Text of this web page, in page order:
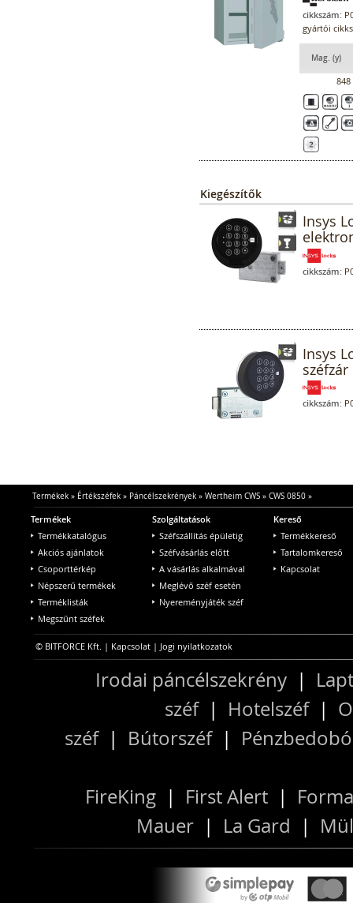
cikkszám:
gyártói
Mag. (y)
848
Kiegészítők
Insys
cikkszám:
Insys
cikkszám:
Termékek» Értékszéfek» Páncélszekrények» Wertheim CWS» CWS 0850»
Termékek
Termékkatalógus
Akciós ajánlatok
Csoporttérkép
Népszerű termékek
Terméklisták
Megszűnt széfek
Szolgáltatások
Széfszállítás épületig
Széfvásárlás előtt
A vásárlás alkalmával
Meglévő széf esetén
Nyereményjáték széf
Kereső
Termékkereső
Tartalomkereső
Kapcsolat
© BITFORCE Kft. | Kapcsolat | Jogi nyilatkozatok
Irodai páncélszekrény |
széf| Hotelszéf|
széf| Bútorszéf|
FireKing | First Alert |
Mauer | La Gard |